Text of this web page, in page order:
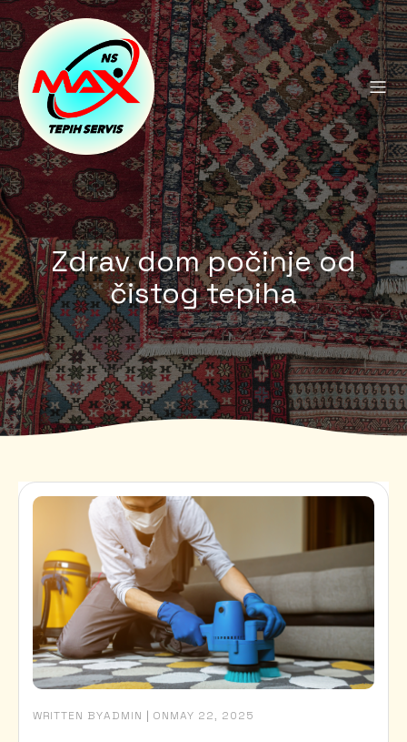
Zdrav dom počinje od
čistog tepiha
WRITTEN BYADMIN | ONMAY 22, 2025